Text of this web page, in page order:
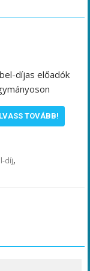
díjas előadók
TOVÁBB!
díj,